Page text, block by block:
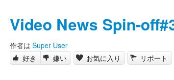
Video News Spin-
作者は Super User
好き
嫌い お気に入り リポート